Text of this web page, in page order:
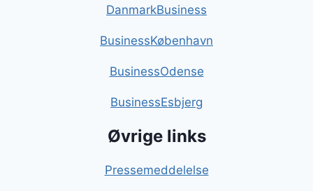
DanmarkBusiness
BusinessKøbenhavn
BusinessOdense
BusinessEsbjerg
Øvrige links
Pressemeddelelse